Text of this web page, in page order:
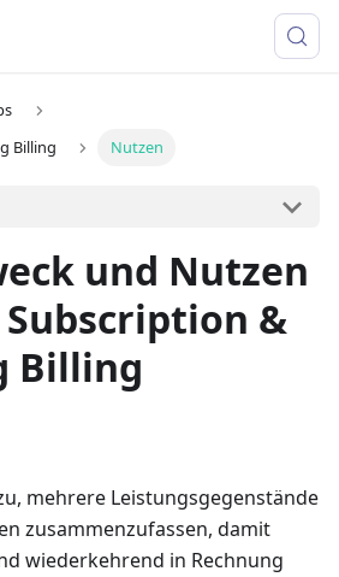
Billing
Nutzen
und Nutzen
Subscription &
Billing
mehrere Leistungsgegenstände
zusammenzufassen, damit
wiederkehrend in Rechnung